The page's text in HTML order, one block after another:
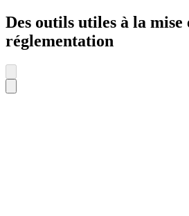
Des outils utiles à la
réglementation